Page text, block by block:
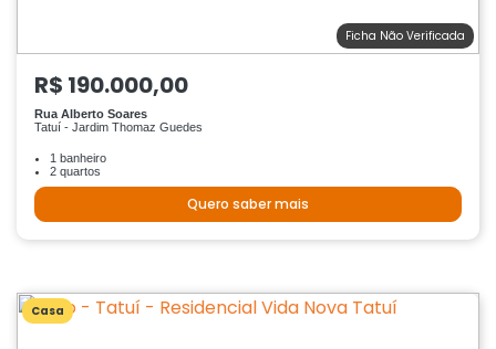
Ficha Não Verificada
R$ 190.000,00
Rua Alberto Soares
Tatuí - Jardim Thomaz Guedes
1 banheiro
2 quartos
Quero saber mais
Casa